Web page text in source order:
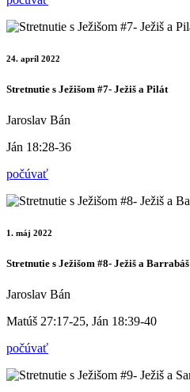
24. apríl 2022
Stretnutie s Ježišom #7- Ježiš a Pilát
Jaroslav Bán
Ján 18:28-36
počúvať
1. máj 2022
Stretnutie s Ježišom #8- Ježiš a Barrabáš
Jaroslav Bán
Matúš 27:17-25, Ján 18:39-40
počúvať